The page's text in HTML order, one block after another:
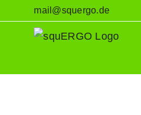
mail@squergo.de